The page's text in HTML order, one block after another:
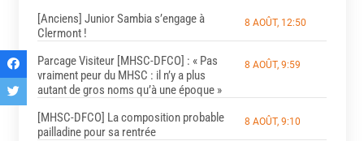
[Anciens] Junior Sambia s’engage à
Clermont !
8 AOÛT, 12:50
Parcage Visiteur [MHSC-DFCO] : « Pas
vraiment peur du MHSC : il n’y a plus
autant de gros noms qu’à une époque »
8 AOÛT, 9:59
[MHSC-DFCO] La composition probable
pailladine pour sa rentrée
8 AOÛT, 9:10